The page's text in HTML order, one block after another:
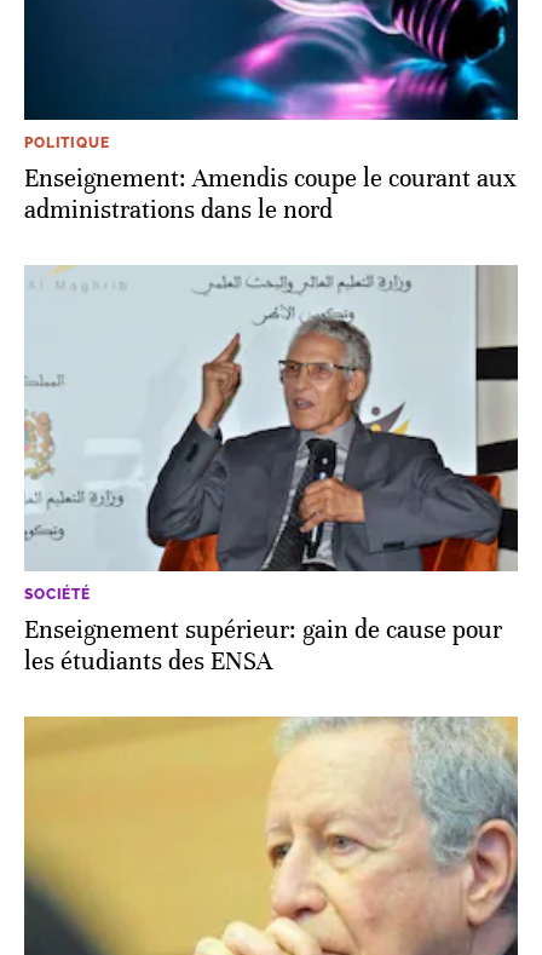
POLITIQUE
Enseignement: Amendis coupe le courant aux
administrations dans le nord
SOCIÉTÉ
Enseignement supérieur: gain de cause pour
les étudiants des ENSA